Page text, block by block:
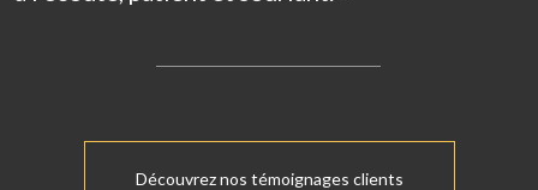
Découvrez nos témoignages clients